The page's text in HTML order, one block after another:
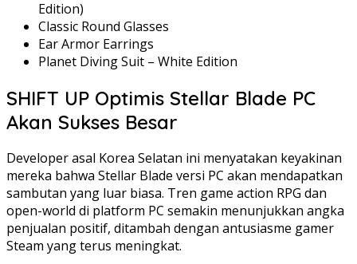
Edition)
Classic Round Glasses
Ear Armor Earrings
Planet Diving Suit – White Edition
SHIFT UP Optimis Stellar Blade PC
Akan Sukses Besar
Developer asal Korea Selatan ini menyatakan keyakinan
mereka bahwa Stellar Blade versi PC akan mendapatkan
sambutan yang luar biasa. Tren game action RPG dan
open-world di platform PC semakin menunjukkan angka
penjualan positif, ditambah dengan antusiasme gamer
Steam yang terus meningkat.